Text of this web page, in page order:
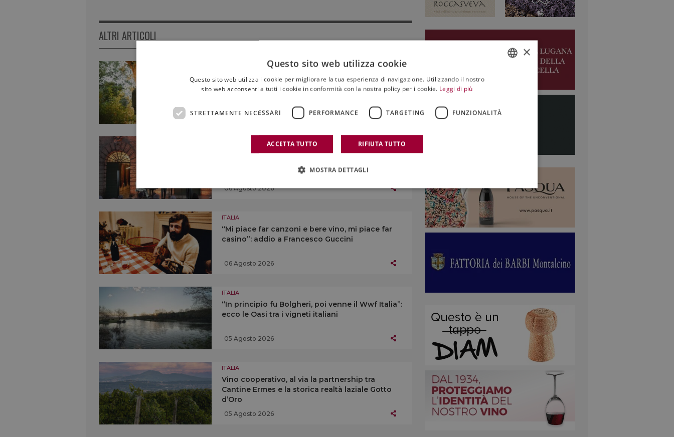
ALTRI ARTICOLI
Nasce sull’Etna un percorso diffuso in cui le
opere d’arte dialogano con vigneti e pietra
06 Agosto 2026
Da “Calici Valtellina” a Sondrio alle “Chigiana
Chianti Classico Experience” in cantina
06 Agosto 2026
ITALIA
“Mi piace far canzoni e bere vino, mi piace far
casino”: addio a Francesco Guccini
06 Agosto 2026
ITALIA
“In principio fu Bolgheri, poi venne il Wwf Italia”:
ecco le Oasi tra i vigneti italiani
05 Agosto 2026
ITALIA
Vino cooperativo, al via la partnership tra
Cantine Ermes e la storica realtà laziale Gotto
d’Oro
05 Agosto 2026
×
Questo sito web utilizza cookie
Questo sito web utilizza i cookie per migliorare la tua esperienza di navigazione. Utilizzando il nostro
sito web acconsenti a tutti i cookie in conformità con la nostra policy per i cookie. Leggi di più
STRETTAMENTE NECESSARI PERFORMANCE TARGETING FUNZIONALITÀ
ACCETTA TUTTO RIFIUTA TUTTO
MOSTRA DETTAGLI